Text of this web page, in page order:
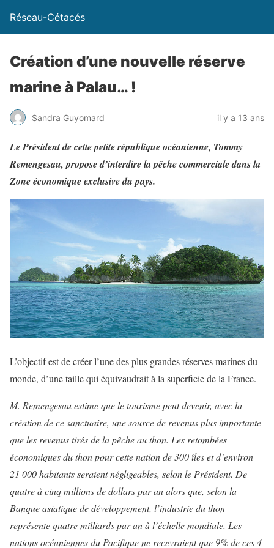
Réseau-Cétacés
Création d’une nouvelle réserve
marine à Palau… !
Sandra Guyomard il y a 13 ans
Le Président de cette petite république océanienne, Tommy
Remengesau, propose d’interdire la pêche commerciale dans la
Zone économique exclusive du pays.
L’objectif est de créer l’une des plus grandes réserves marines du
monde, d’une taille qui équivaudrait à la superficie de la France.
M. Remengesau estime que le tourisme peut devenir, avec la
création de ce sanctuaire, une source de revenus plus importante
que les revenus tirés de la pêche au thon. Les retombées
économiques du thon pour cette nation de 300 îles et d’environ
21 000 habitants seraient négligeables, selon le Président. De
quatre à cinq millions de dollars par an alors que, selon la
Banque asiatique de développement, l’industrie du thon
représente quatre milliards par an à l’échelle mondiale. Les
nations océaniennes du Pacifique ne recevraient que 9% de ces 4